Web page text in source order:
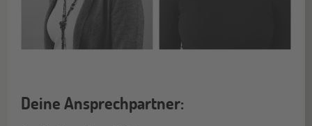
Deine Ansprechpartner: